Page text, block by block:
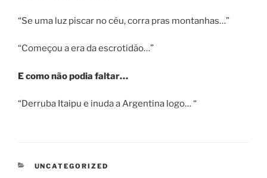
“Se uma luz piscar no céu, corra pras montanhas…”
“Começou a era da escrotidão…”
E como não podia faltar…
“Derruba Itaipu e inuda a Argentina logo… “
CATEGORIAS
UNCATEGORIZED